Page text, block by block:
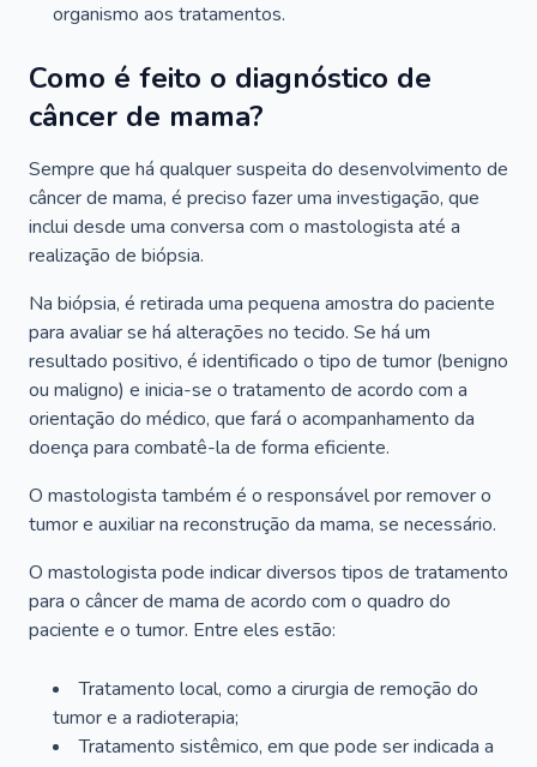
organismo aos tratamentos.
Como é feito o diagnóstico de
câncer de mama?
Sempre que há qualquer suspeita do desenvolvimento de
câncer de mama, é preciso fazer uma investigação, que
inclui desde uma conversa com o mastologista até a
realização de biópsia.
Na biópsia, é retirada uma pequena amostra do paciente
para avaliar se há alterações no tecido. Se há um
resultado positivo, é identificado o tipo de tumor (benigno
ou maligno) e inicia-se o tratamento de acordo com a
orientação do médico, que fará o acompanhamento da
doença para combatê-la de forma eficiente.
O mastologista também é o responsável por remover o
tumor e auxiliar na reconstrução da mama, se necessário.
O mastologista pode indicar diversos tipos de tratamento
para o câncer de mama de acordo com o quadro do
paciente e o tumor. Entre eles estão:
Tratamento local, como a cirurgia de remoção do
tumor e a radioterapia;
Tratamento sistêmico, em que pode ser indicada a